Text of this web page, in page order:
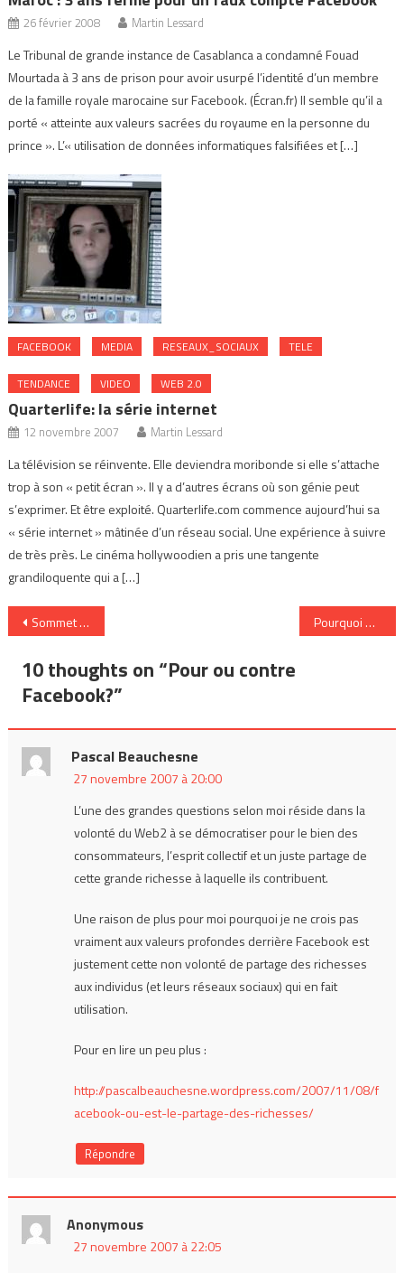
26 février 2008 Martin Lessard
Le Tribunal de grande instance de Casablanca a condamné Fouad
Mourtada à 3 ans de prison pour avoir usurpé l’identité d’un membre
de la famille royale marocaine sur Facebook. (Écran.fr) Il semble qu’il a
porté « atteinte aux valeurs sacrées du royaume en la personne du
prince ». L’« utilisation de données informatiques falsifiées et […]
FACEBOOK MEDIA RESEAUX_SOCIAUX TELE
TENDANCE VIDEO WEB 2.0
Quarterlife: la série internet
12 novembre 2007 Martin Lessard
La télévision se réinvente. Elle deviendra moribonde si elle s’attache
trop à son « petit écran ». Il y a d’autres écrans où son génie peut
s’exprimer. Et être exploité. Quarterlife.com commence aujourd’hui sa
« série internet » mâtinée d’un réseau social. Une expérience à suivre
de très près. Le cinéma hollywoodien a pris une tangente
grandiloquente qui a […]
Navigation
de
l’article
Sommet international du jeu de Montréal 07 Pourquoi bloguer, en vidéo
10 thoughts on “Pour ou contre
Facebook?”
Pascal Beauchesne
27 novembre 2007 à 20:00
L’une des grandes questions selon moi réside dans la
volonté du Web2 à se démocratiser pour le bien des
consommateurs, l’esprit collectif et un juste partage de
cette grande richesse à laquelle ils contribuent.
Une raison de plus pour moi pourquoi je ne crois pas
vraiment aux valeurs profondes derrière Facebook est
justement cette non volonté de partage des richesses
aux individus (et leurs réseaux sociaux) qui en fait
utilisation.
Pour en lire un peu plus :
http://pascalbeauchesne.wordpress.com/2007/11/08/f
acebook-ou-est-le-partage-des-richesses/
Répondre
Anonymous
27 novembre 2007 à 22:05